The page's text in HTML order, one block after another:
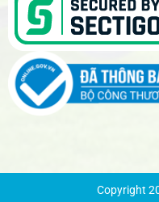
Copyright